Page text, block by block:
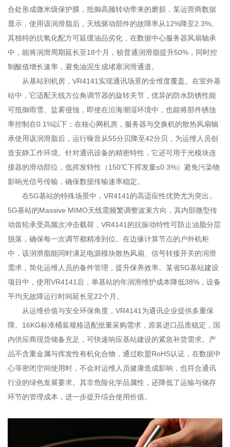
合处形成微米级保护膜，抵御高频转动带来的磨损，某运营商数据
显示，使用该润滑脂后，天线驱动部件的故障率从12%降至2.3%。
其独特的抗氧化配方可延缓油品劣化，在数据中心服务器风扇轴承
中，能将润滑周期延长至18个月，较普通润滑脂提升50%，同时控
制酸值增长速率，避免油泥生成堵塞润滑通道。
从基站到机房，VR4141实现通讯场景的全维度覆盖。在室外基
站中，它适配天线方位角调节器的旋转关节，优异的防水防锈性能
可抵御雨雪、盐雾侵蚀，即使在沿海潮湿环境中，也能将部件锈蚀
率控制在0.1%以下；在核心网机房，服务器与交换机的散热风扇轴
承使用该润滑脂后，运行噪音从55分贝降至42分贝，为运维人员创
造安静工作环境。针对通讯设备的精密特性，它还可用于光模块连
接器的滑动部位，低挥发特性（150℃下挥发量≤0.3%）避免污染物
影响光信号传输，确保数据传输速率稳定。
在5G基站的特殊场景中，VR4141的高适应性优势尤为突出。
5G基站的Massive MIMO天线需频繁调整波束方向，其内部微型传
动齿轮承受高频次冲击载荷，VR4141的抗振动特性可防止油脂分层
脱落，确保每一次调节都精准到位。在边缘计算节点的户外机柜
中，该润滑脂能同时满足电源模块散热风扇、信号转接开关的润滑
需求，简化运维人员的备件管理，提升保养效率。某省5G基站建设
项目中，使用VR4141后，单基站的年润滑维护成本降低38%，设备
平均无故障运行时间延长至22个月。
从运维价值与安全环保角度，VR4141为通讯企业提供多重保
障。16KG标准桶装规格适配批量采购需求，原装进口品质稳定，国
内供应商现货储备充足，可快速响应基站建设的紧急补货需求。产
品不含重金属与挥发性有机化合物，通过欧盟RoHS认证，在数据中
心等密闭空间使用时，不会对运维人员健康造成影响，也符合通讯
行业的绿色发展要求。其非危险化学品属性，还降低了运输与储存
环节的管理成本，进一步提升综合使用价值。